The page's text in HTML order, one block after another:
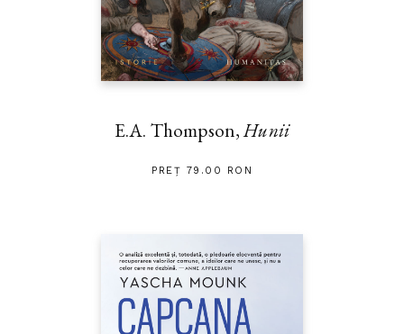
E.A. Thompson,Hunii
PREȚ 79.00 RON